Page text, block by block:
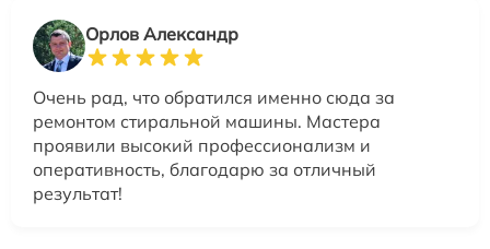
Орлов Александр
Очень рад, что обратился именно сюда за
ремонтом стиральной машины. Мастера
проявили высокий профессионализм и
оперативность, благодарю за отличный
результат!